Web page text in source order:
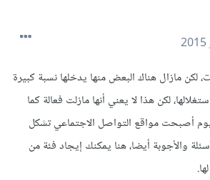
مازال هناك البعض منها يدخلها نسبة كبيرة
لكن هذا لا يعني أنها مازلت فعالة كما
أصبحت مواقع التواصل الاجتماعي تشكل
والأجوبة أيضا، هنا يمكنك إيجاد فئة من